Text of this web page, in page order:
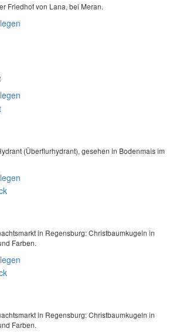
Friedhof von Lana, bei Meran.
(Überflurhydrant), gesehen in Bodenmais im
in Regensburg: Christbaumkugeln in
Farben.
in Regensburg: Christbaumkugeln in
Farben.